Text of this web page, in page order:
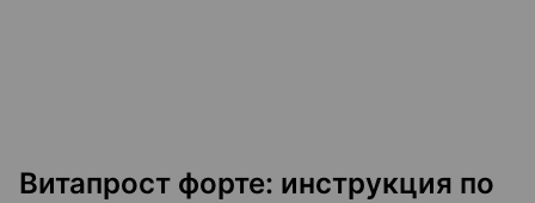
Витапрост форте: инструкция по